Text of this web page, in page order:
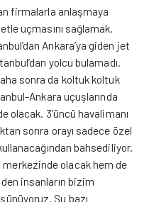
firmalarla anlaşmaya
uçmasını sağlamak.
Ankara’ya giden jet
yolcu bulamadı.
sonra da koltuk koltuk
Ankara uçuşlarında
olacak. 3’üncü havalimanı
sonra orayı sadece özel
bahsediliyor.
olacak hem de
insanların bizim
Şu bazı